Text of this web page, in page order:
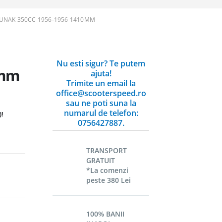
350CC 1956-1956 1410MM
Nu esti sigur? Te putem
ajuta!
Trimite un email la
office@scooterspeed.ro
sau ne poti suna la
numarul de telefon:
0756427887.
TRANSPORT
GRATUIT
*La comenzi
peste 380 Lei
100% BANII